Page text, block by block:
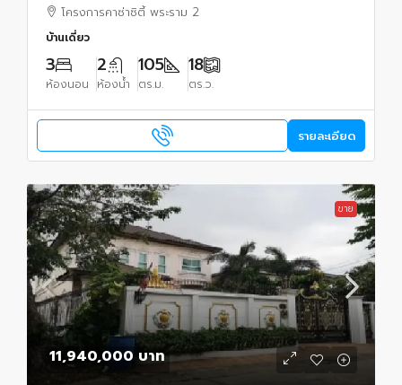
โครงการคาซ่าซิตี้ พระราม 2
บ้านเดี่ยว
3
ห้องนอน
2
ห้องน้ำ
105
ตร.ม.
18
ตร.ว.
รายละเอียด
ขาย
11,940,000 บาท